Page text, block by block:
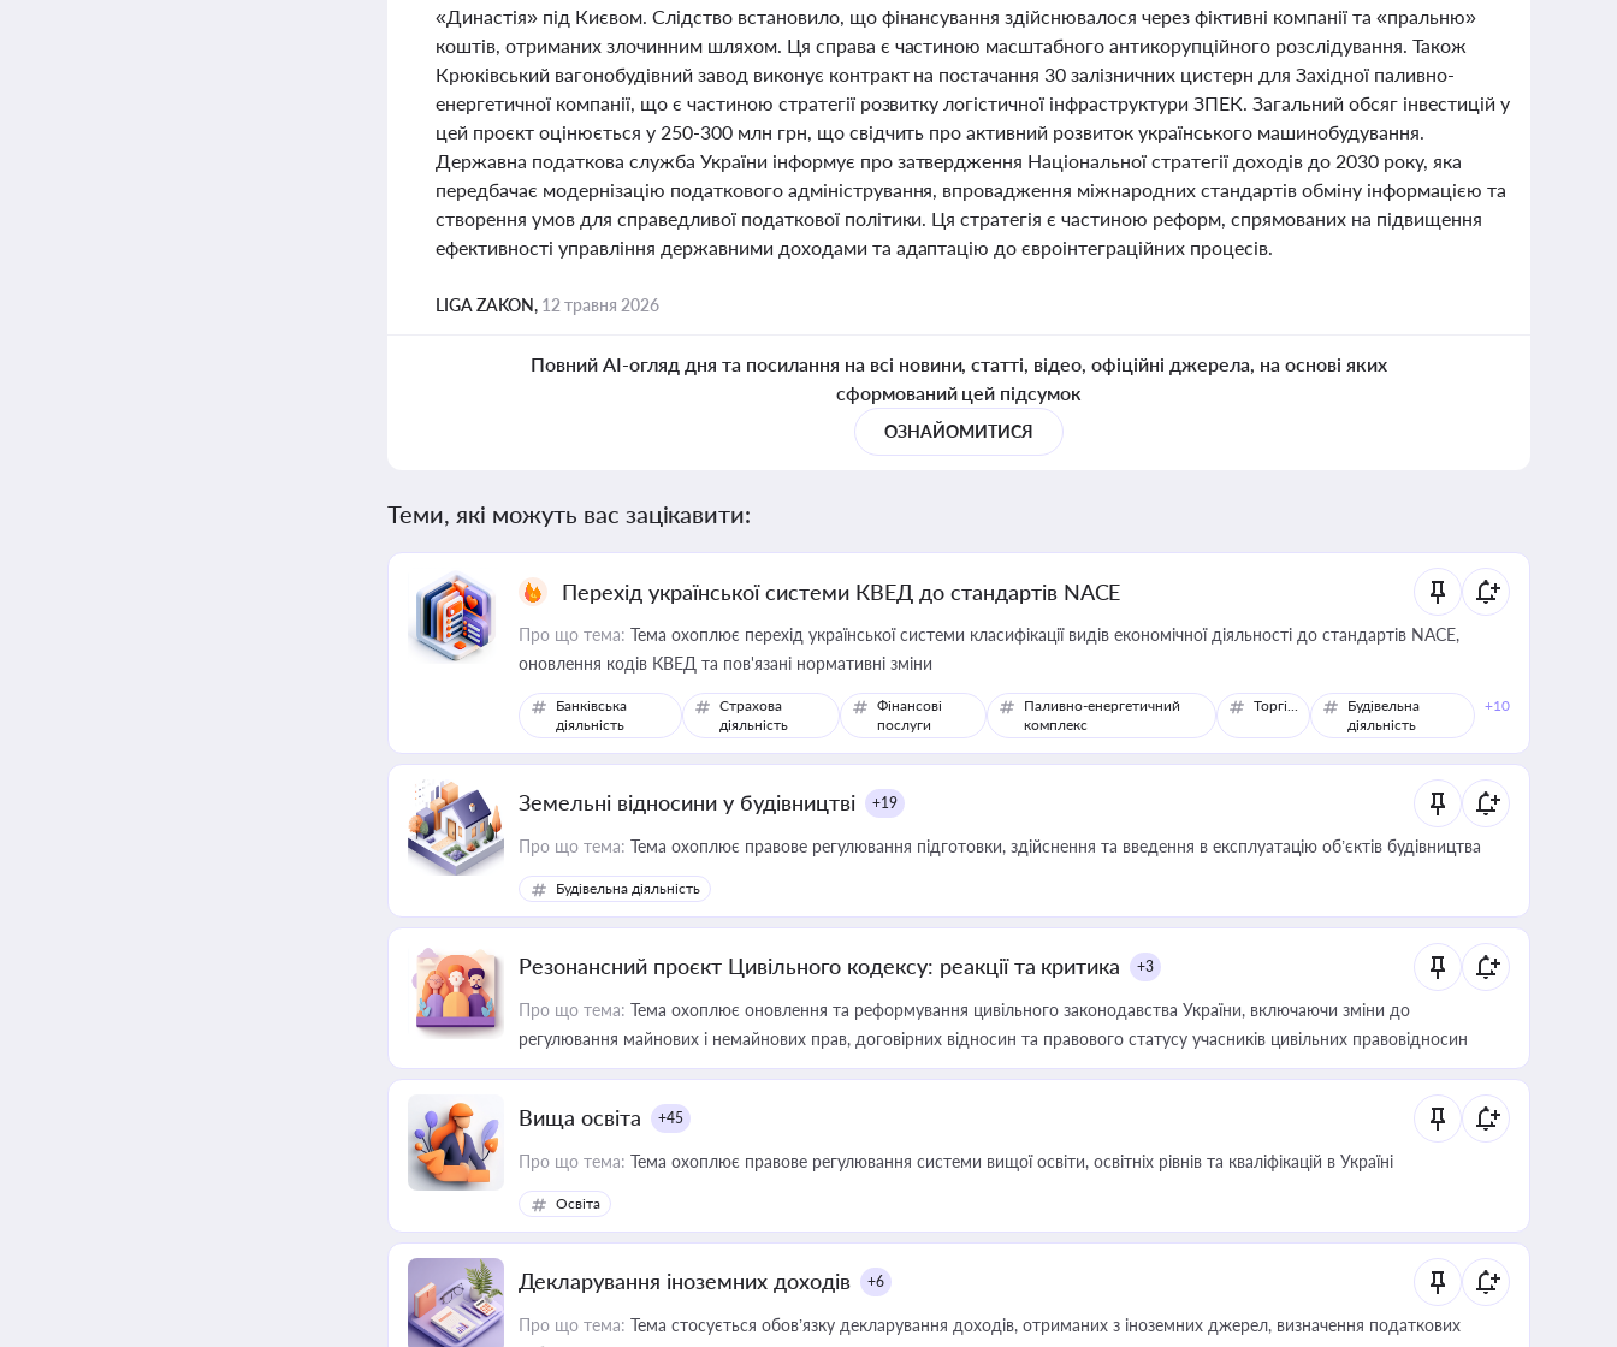
«Династія» під Києвом. Слідство встановило, що фінансування здійснювалося через фіктивні компанії та «пральню»
коштів, отриманих злочинним шляхом. Ця справа є частиною масштабного антикорупційного розслідування. Також
Крюківський вагонобудівний завод виконує контракт на постачання 30 залізничних цистерн для Західної паливно-
енергетичної компанії, що є частиною стратегії розвитку логістичної інфраструктури ЗПЕК. Загальний обсяг інвестицій у
цей проєкт оцінюється у 250-300 млн грн, що свідчить про активний розвиток українського машинобудування.
Державна податкова служба України інформує про затвердження Національної стратегії доходів до 2030 року, яка
передбачає модернізацію податкового адміністрування, впровадження міжнародних стандартів обміну інформацією та
створення умов для справедливої податкової політики. Ця стратегія є частиною реформ, спрямованих на підвищення
ефективності управління державними доходами та адаптацію до євроінтеграційних процесів.
LIGA ZAKON, 12 травня 2026
Повний AI-огляд дня та посилання на всі новини, статті, відео, офіційні джерела, на основі яких
сформований цей підсумок
ОЗНАЙОМИТИСЯ
Теми, які можуть вас зацікавити:
Перехід української системи КВЕД до стандартів NACE
Про що тема: Тема охоплює перехід української системи класифікації видів економічної діяльності до стандартів NACE,
оновлення кодів КВЕД та пов'язані нормативні зміни
Банківська
діяльність
Страхова
діяльність
Фінансові
послуги
Паливно-енергетичний
комплекс
Торгівля
Будівельна
діяльність
+10
Земельні відносини у будівництві +19
Про що тема: Тема охоплює правове регулювання підготовки, здійснення та введення в експлуатацію об’єктів будівництва
Будівельна діяльність
Резонансний проєкт Цивільного кодексу: реакції та критика +3
Про що тема: Тема охоплює оновлення та реформування цивільного законодавства України, включаючи зміни до
регулювання майнових і немайнових прав, договірних відносин та правового статусу учасників цивільних правовідносин
Вища освіта +45
Про що тема: Тема охоплює правове регулювання системи вищої освіти, освітніх рівнів та кваліфікацій в Україні
Освіта
Декларування іноземних доходів +6
Про що тема: Тема стосується обов’язку декларування доходів, отриманих з іноземних джерел, визначення податкових